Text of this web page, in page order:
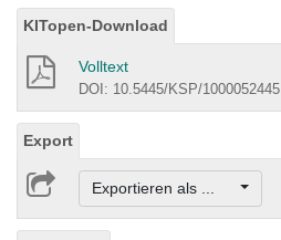
KITopen-Download
Volltext
DOI: 10.5445/KSP/1000052445
Export
Exportieren als ...